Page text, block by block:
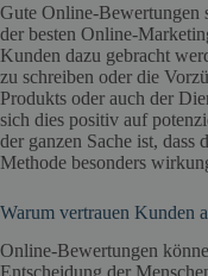
Gute Online-Bewertungen
der besten Online-
Kunden dazu gebracht
zu schreiben oder die
Produkts oder auch der
sich dies positiv auf
der ganzen Sache ist,
Methode besonders
Warum vertrauen Kunden
Online-Bewertungen